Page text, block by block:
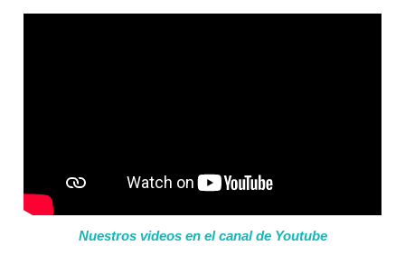
Nuestros videos en el canal de Youtube